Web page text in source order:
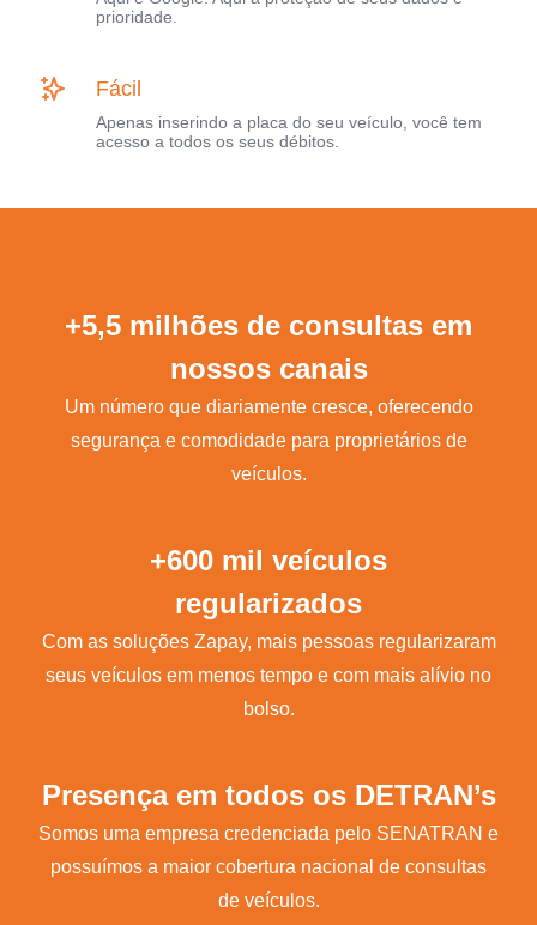
prioridade.
Fácil
Apenas inserindo a placa do seu veículo, você tem
acesso a todos os seus débitos.
+5,5 milhões de consultas em
nossos canais
Um número que diariamente cresce, oferecendo
segurança e comodidade para proprietários de
veículos.
+600 mil veículos
regularizados
Com as soluções Zapay, mais pessoas regularizaram
seus veículos em menos tempo e com mais alívio no
bolso.
Presença em todos os DETRAN’s
Somos uma empresa credenciada pelo SENATRAN e
possuímos a maior cobertura nacional de consultas
de veículos.